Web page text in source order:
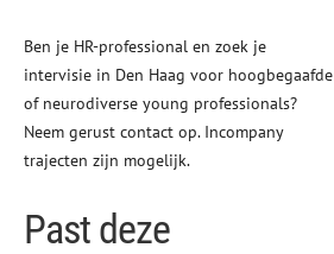
Ben je HR-professional en zoek je
intervisie in Den Haag voor hoogbegaafde
of neurodiverse young professionals?
Neem gerust contact op. Incompany
trajecten zijn mogelijk.
Past deze